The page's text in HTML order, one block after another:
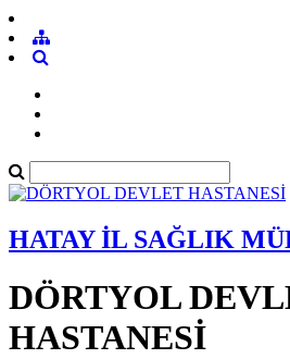
HATAY İL SAĞLIK
DÖRTYOL
HASTANESİ